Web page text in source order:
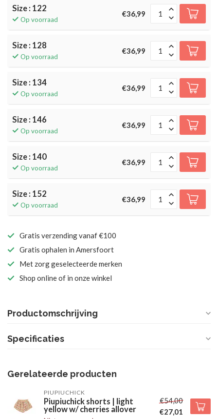
Size : 122
Op voorraad
€36,99
Size : 128
Op voorraad
€36,99
Size : 134
Op voorraad
€36,99
Size : 146
Op voorraad
€36,99
Size : 140
Op voorraad
€36,99
Size : 152
Op voorraad
€36,99
Gratis verzending vanaf €100
Gratis ophalen in Amersfoort
Met zorg geselecteerde merken
Shop online of in onze winkel
Productomschrijving
Specificaties
Gerelateerde producten
PIUPIUCHICK
Piupiuchick shorts | light
yellow w/ cherries allover
€54,00
€27,01